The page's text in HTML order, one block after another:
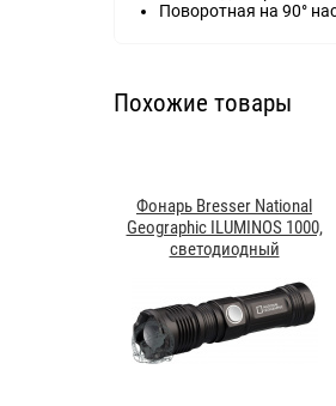
Поворотная на 90°
Похожие товары
Фонарь Bresser National
Geographic ILUMINOS 1000,
светодиодный